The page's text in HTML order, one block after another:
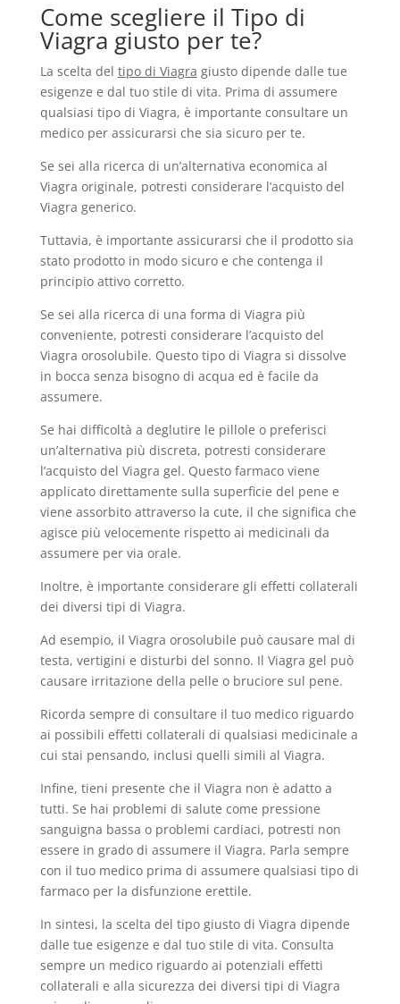
Come scegliere il Tipo di
Viagra giusto per te?
La scelta del tipo di Viagra giusto dipende dalle tue
esigenze e dal tuo stile di vita. Prima di assumere
qualsiasi tipo di Viagra, è importante consultare un
medico per assicurarsi che sia sicuro per te.
Se sei alla ricerca di un’alternativa economica al
Viagra originale, potresti considerare l’acquisto del
Viagra generico.
Tuttavia, è importante assicurarsi che il prodotto sia
stato prodotto in modo sicuro e che contenga il
principio attivo corretto.
Se sei alla ricerca di una forma di Viagra più
conveniente, potresti considerare l’acquisto del
Viagra orosolubile. Questo tipo di Viagra si dissolve
in bocca senza bisogno di acqua ed è facile da
assumere.
Se hai difficoltà a deglutire le pillole o preferisci
un’alternativa più discreta, potresti considerare
l’acquisto del Viagra gel. Questo farmaco viene
applicato direttamente sulla superficie del pene e
viene assorbito attraverso la cute, il che significa che
agisce più velocemente rispetto ai medicinali da
assumere per via orale.
Inoltre, è importante considerare gli effetti collaterali
dei diversi tipi di Viagra.
Ad esempio, il Viagra orosolubile può causare mal di
testa, vertigini e disturbi del sonno. Il Viagra gel può
causare irritazione della pelle o bruciore sul pene.
Ricorda sempre di consultare il tuo medico riguardo
ai possibili effetti collaterali di qualsiasi medicinale a
cui stai pensando, inclusi quelli simili al Viagra.
Infine, tieni presente che il Viagra non è adatto a
tutti. Se hai problemi di salute come pressione
sanguigna bassa o problemi cardiaci, potresti non
essere in grado di assumere il Viagra. Parla sempre
con il tuo medico prima di assumere qualsiasi tipo di
farmaco per la disfunzione erettile.
In sintesi, la scelta del tipo giusto di Viagra dipende
dalle tue esigenze e dal tuo stile di vita. Consulta
sempre un medico riguardo ai potenziali effetti
collaterali e alla sicurezza dei diversi tipi di Viagra